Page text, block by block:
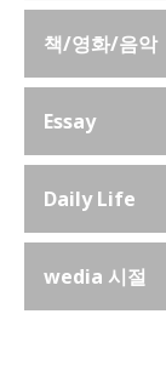
책/영화/음악
Essay
Daily Life
wedia 시절